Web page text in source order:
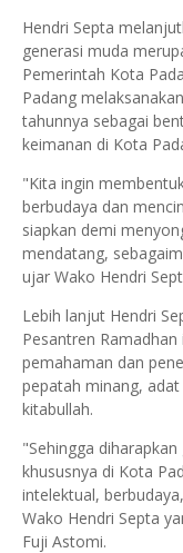
Hendri Septa
generasi muda
Pemerintah Kota
Padang
tahunnya sebagai
keimanan di Kota
"Kita ingin
berbudaya dan
siapkan demi
mendatang,
ujar Wako Hendri
Lebih lanjut Hendri
Pesantren
pemahaman dan
pepatah minang,
kitabullah.
"Sehingga
khususnya di Kota
intelektual,
Wako Hendri Septa
Fuji Astomi.